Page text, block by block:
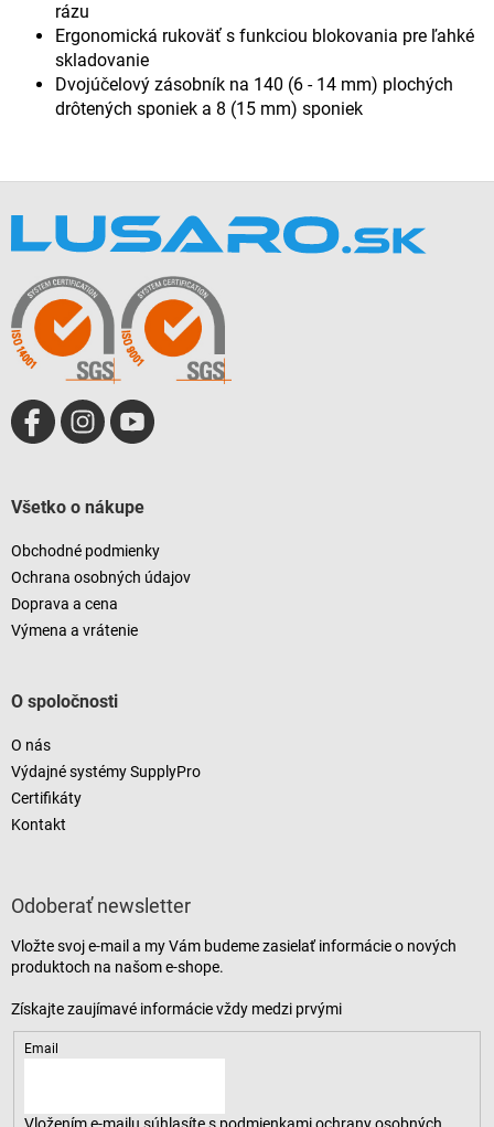
rázu
Ergonomická rukoväť s funkciou blokovania pre ľahké
skladovanie
Dvojúčelový zásobník na 140 (6 - 14 mm) plochých
drôtených sponiek a 8 (15 mm) sponiek
Všetko o nákupe
Obchodné podmienky
Ochrana osobných údajov
Doprava a cena
Výmena a vrátenie
O spoločnosti
O nás
Výdajné systémy SupplyPro
Certifikáty
Kontakt
Odoberať newsletter
Vložte svoj e-mail a my Vám budeme zasielať informácie o nových
produktoch na našom e-shope.
Email